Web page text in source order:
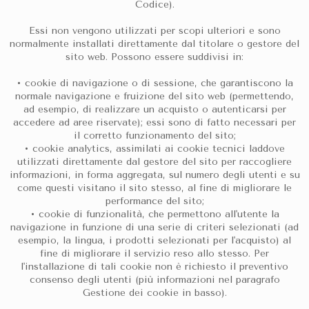
Codice).
Essi non vengono utilizzati per scopi ulteriori e sono
normalmente installati direttamente dal titolare o gestore del
sito web. Possono essere suddivisi in:
• cookie di navigazione o di sessione, che garantiscono la
normale navigazione e fruizione del sito web (permettendo,
ad esempio, di realizzare un acquisto o autenticarsi per
accedere ad aree riservate); essi sono di fatto necessari per
il corretto funzionamento del sito;
• cookie analytics, assimilati ai cookie tecnici laddove
utilizzati direttamente dal gestore del sito per raccogliere
informazioni, in forma aggregata, sul numero degli utenti e su
come questi visitano il sito stesso, al fine di migliorare le
performance del sito;
• cookie di funzionalità, che permettono all'utente la
navigazione in funzione di una serie di criteri selezionati (ad
esempio, la lingua, i prodotti selezionati per l'acquisto) al
fine di migliorare il servizio reso allo stesso. Per
l'installazione di tali cookie non è richiesto il preventivo
consenso degli utenti (più informazioni nel paragrafo
Gestione dei cookie in basso).